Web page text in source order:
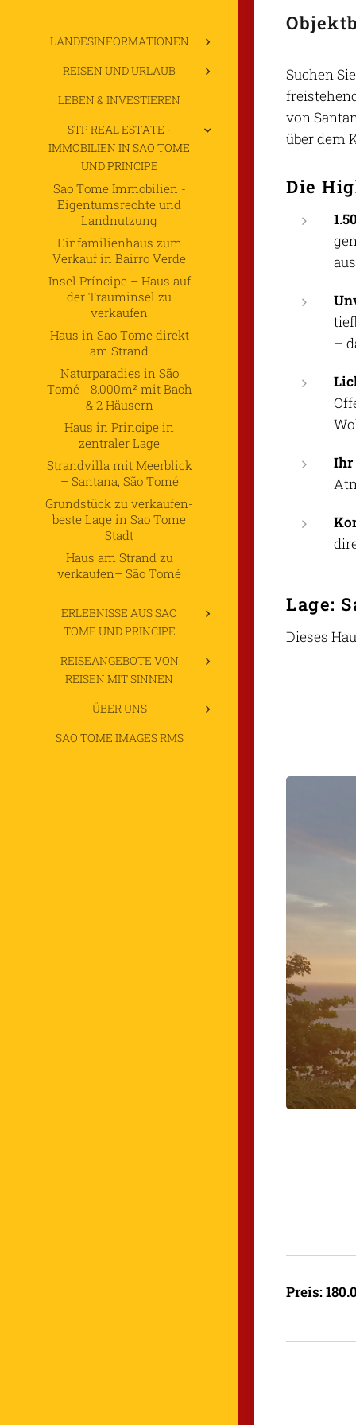
LANDESINFORMATIONEN
REISEN UND URLAUB
LEBEN & INVESTIEREN
STP REAL ESTATE -
IMMOBILIEN IN SAO TOME
UND PRINCIPE
Sao Tome Immobilien -
Eigentumsrechte und
Landnutzung
Einfamilienhaus zum
Verkauf in Bairro Verde
Insel Príncipe – Haus auf
der Trauminsel zu
verkaufen
Haus in Sao Tome direkt
am Strand
Naturparadies in São
Tomé - 8.000m² mit Bach
& 2 Häusern
Haus in Principe in
zentraler Lage
Strandvilla mit Meerblick
– Santana, São Tomé
Grundstück zu verkaufen-
beste Lage in Sao Tome
Stadt
Haus am Strand zu
verkaufen– São Tomé
ERLEBNISSE AUS SAO
TOME UND PRINCIPE
REISEANGEBOTE VON
REISEN MIT SINNEN
ÜBER UNS
SAO TOME IMAGES RMS
Suchen
von
über dem
Die
–
Ihr
Lage:
Dieses
Preis: